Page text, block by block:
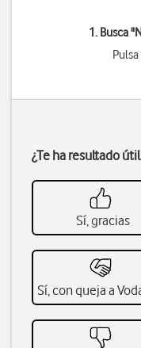
1. Busca "
Pulsa
¿Te ha resultado
Sí, gracias
Sí, con queja a